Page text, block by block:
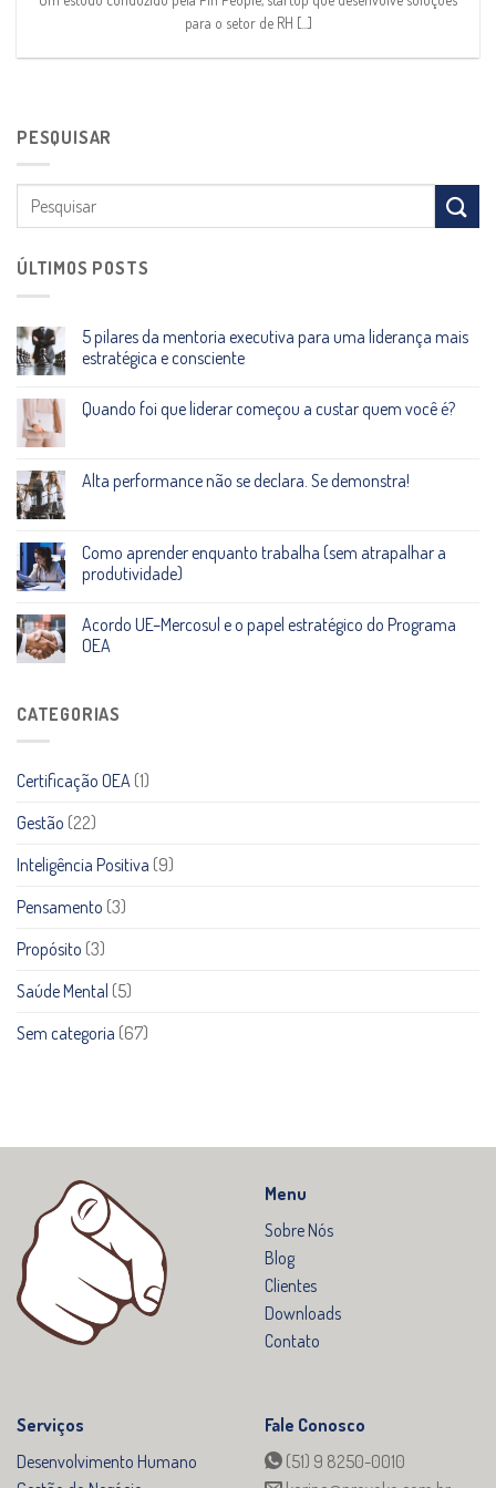
para o setor de RH [...]
PESQUISAR
ÚLTIMOS POSTS
5 pilares da mentoria executiva para uma liderança mais
estratégica e consciente
Quando foi que liderar começou a custar quem você é?
Alta performance não se declara. Se demonstra!
Como aprender enquanto trabalha (sem atrapalhar a
produtividade)
Acordo UE–Mercosul e o papel estratégico do Programa
OEA
CATEGORIAS
Certificação OEA (1)
Gestão (22)
Inteligência Positiva (9)
Pensamento (3)
Propósito (3)
Saúde Mental (5)
Sem categoria (67)
Menu
Sobre Nós
Blog
Clientes
Downloads
Contato
Serviços
Desenvolvimento Humano
Fale Conosco
(51) 9 8250-0010